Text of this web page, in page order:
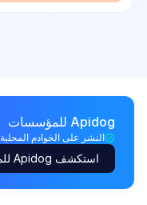
Apidog للمؤسسات
النشر على الخوادم المحلية
استكشف Apidog للمؤسسات